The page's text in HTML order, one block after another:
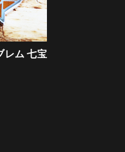
レム 七宝